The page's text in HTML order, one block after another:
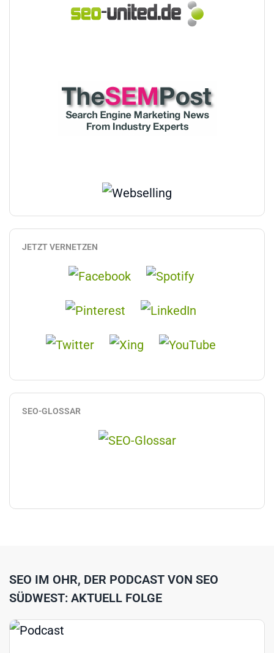
JETZT VERNETZEN
SEO-GLOSSAR
SEO IM OHR, DER PODCAST VON SEO
SÜDWEST: AKTUELL FOLGE